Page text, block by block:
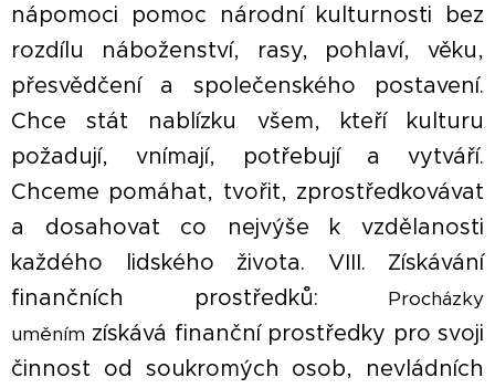
nápomoci pomoc národní kulturnosti bez
rozdílu náboženství, rasy, pohlaví, věku,
přesvědčení a společenského postavení.
Chce stát nablízku všem, kteří kulturu
požadují, vnímají, potřebují a vytváří.
Chceme pomáhat, tvořit, zprostředkovávat
a dosahovat co nejvýše k vzdělanosti
každého lidského života. VIII. Získávání
finančních prostředků:
Procházky
uměním získává finanční prostředky pro svoji
činnost od soukromých osob, nevládních